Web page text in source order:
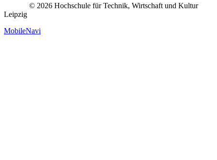
© 2026 Hochschule für Technik, Wirtschaft und Kultur
Leipzig
MobileNavi